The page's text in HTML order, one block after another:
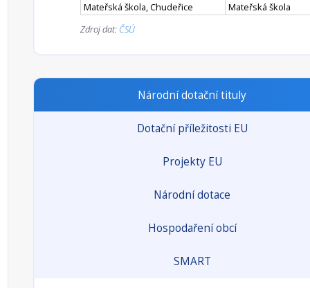
Mateřská škola, Chudeřice
Mateřská škola
Zdroj dat: ČSÚ
Národní dotační tituly
Dotační příležitosti EU
Projekty EU
Národní dotace
Hospodaření obcí
SMART